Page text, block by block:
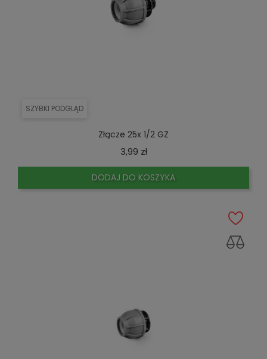
SZYBKI PODGLĄD
Złącze 25x 1/2 GZ
3,99 złCena
DODAJ DO KOSZYKA